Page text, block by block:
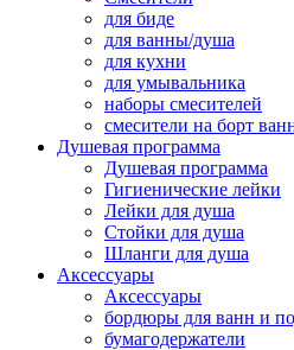
для биде
для ванны/душа
для кухни
для умывальника
наборы смесителей
смесители на борт
Душевая программа
Душевая программа
Гигиенические лейки
Лейки для душа
Стойки для душа
Шланги для душа
Аксессуары
Аксессуары
бордюры для ванн и
бумагодержатели